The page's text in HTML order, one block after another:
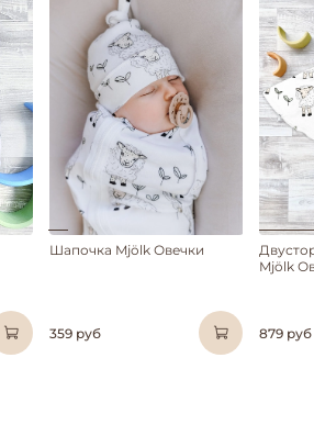
Шапочка Mjölk Овечки
359 руб
Mjölk
879 руб